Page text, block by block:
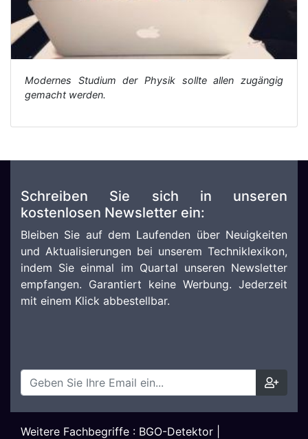
Modernes Studium der Physik sollte allen zugängig
gemacht werden.
Schreiben Sie sich in unseren
kostenlosen Newsletter ein:
Bleiben Sie auf dem Laufenden über Neuigkeiten
und Aktualisierungen bei unserem Techniklexikon,
indem Sie einmal im Quartal unseren Newsletter
empfangen. Garantiert keine Werbung. Jederzeit
mit einem Klick abbestellbar.
Weitere Fachbegriffe : BGO-Detektor